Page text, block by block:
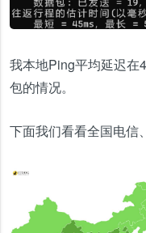
我本地Ping平均延迟在
包的情况。
下面我们看看全国电信